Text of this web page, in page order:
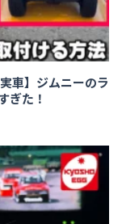
車】ジムニーのラ
ぎた！